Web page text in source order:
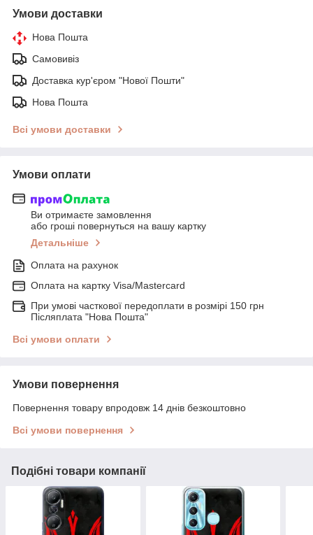
Умови доставки
Нова Пошта
Самовивіз
Доставка кур'єром "Нової Пошти"
Нова Пошта
Всі умови доставки
Умови оплати
Ви отримаєте замовлення
або гроші повернуться на вашу картку
Детальніше
Оплата на рахунок
Оплата на картку Visa/Mastercard
При умові часткової передоплати в розмірі 150 грн
Післяплата "Нова Пошта"
Всі умови оплати
Умови повернення
Повернення товару впродовж 14 днів безкоштовно
Всі умови повернення
Подібні товари компанії